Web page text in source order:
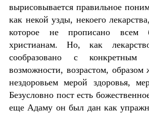
вырисовывается правильное
как некой узды, некоего
которое не прописано всем
христианам. Но, как
сообразовано с конкретным
возможности, возрастом, образом
нездоровьем мерой здоровья,
Безусловно пост есть
еще Адаму он был дан как